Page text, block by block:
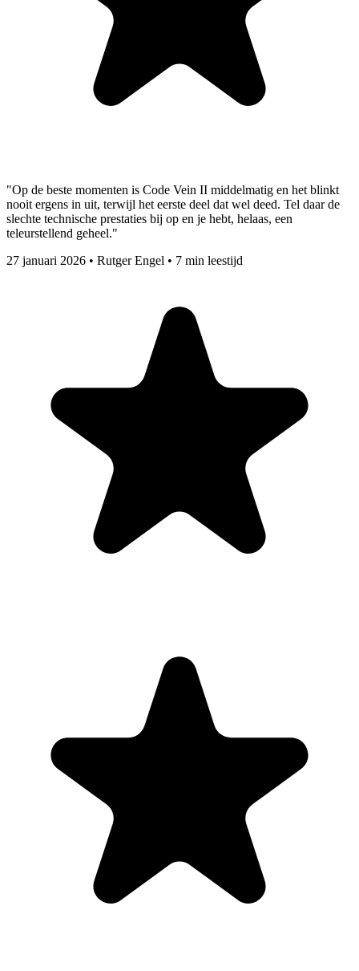
"Op de beste momenten is Code Vein II middelmatig en het blinkt
nooit ergens in uit, terwijl het eerste deel dat wel deed. Tel daar de
slechte technische prestaties bij op en je hebt, helaas, een
teleurstellend geheel."
27 januari 2026 • Rutger Engel • 7 min leestijd